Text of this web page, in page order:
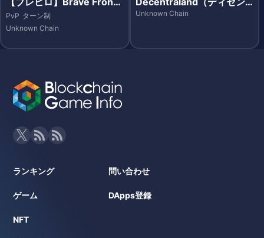
er Heroes（ブレイブ フロ
ンティア ヒーローズ）- Et
PvP ターン制
Unknown Chain
トラランド）
Unknown Chain
ランキング
ゲーム
NFT
問い合わせ
DApps登録